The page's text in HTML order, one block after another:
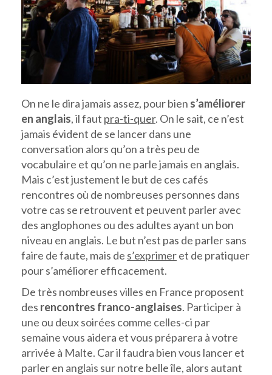
On ne le dira jamais assez, pour bien s’améliorer
en anglais, il faut pra-ti-quer. On le sait, ce n’est
jamais évident de se lancer dans une
conversation alors qu’on a très peu de
vocabulaire et qu’on ne parle jamais en anglais.
Mais c’est justement le but de ces cafés
rencontres où de nombreuses personnes dans
votre cas se retrouvent et peuvent parler avec
des anglophones ou des adultes ayant un bon
niveau en anglais. Le but n’est pas de parler sans
faire de faute, mais de s’exprimeret de pratiquer
pour s’améliorer efficacement.
De très nombreuses villes en France proposent
des rencontres franco-anglaises. Participer à
une ou deux soirées comme celles-ci par
semaine vous aidera et vous préparera à votre
arrivée à Malte. Car il faudra bien vous lancer et
parler en anglais sur notre belle île, alors autant